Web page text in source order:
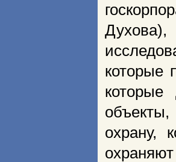
которые
которые
охрану,